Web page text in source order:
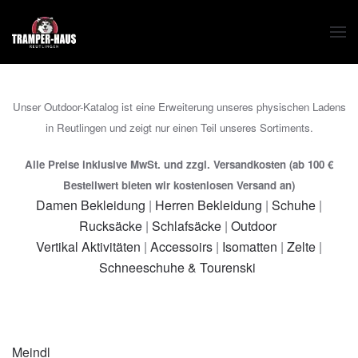
Zum Hauptinhalt springen
Unser Outdoor-Katalog ist eine Erweiterung unseres physischen Ladens
in Reutlingen und zeigt nur einen Teil unseres Sortiments.
Alle Preise inklusive MwSt. und zzgl. Versandkosten (ab 100 €
Bestellwert bieten wir kostenlosen Versand an)
Damen Bekleidung | Herren Bekleidung | Schuhe |
Rucksäcke| Schlafsäcke| Outdoor
Vertikal Aktivitäten | Accessoirs | Isomatten | Zelte |
Schneeschuhe & Tourenski
Meindl